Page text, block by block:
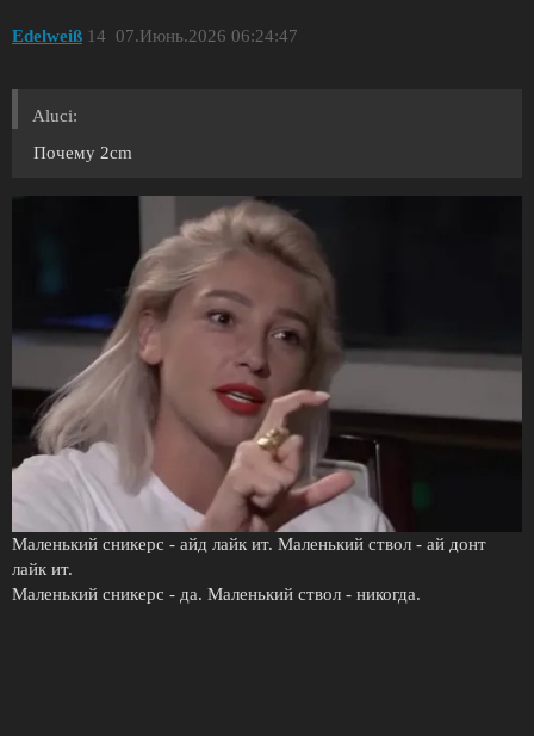
Еdelweiß 07.Июнь.2026 06:24:47
14
Aluci:
Почему 2cm
Маленький сникерс - айд лайк ит. Маленький ствол - ай донт
лайк ит.
Маленький сникерс - да. Маленький ствол - никогда.